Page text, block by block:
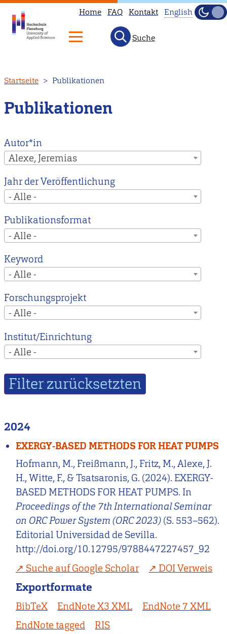
zum
Inhalt
Home FAQ Kontakt
to
our
main
instead.
English
Hell
Suche
Startseite Publikationen
Publikationen
Autor*in
Alexe, Jeremias
Jahr der Veröffentlichung
- Alle -
Publikationsformat
- Alle -
Keyword
- Alle -
Forschungsprojekt
- Alle -
Institut/Einrichtung
- Alle -
2024
EXERGY-BASED METHODS FOR HEAT PUMPS
Hofmann, M., Freißmann, J., Fritz, M., Alexe, J.
H., Witte, F., & Tsatsaronis, G. (2024). EXERGY-
BASED METHODS FOR HEAT PUMPS. In
Proceedings of the 7th International Seminar
on ORC Power System (ORC 2023) (S. 553–562).
Editorial Universidad de Sevilla.
http://doi.org/10.12795/9788447227457_92
Suche auf Google Scholar
DOI Verweis
Exportformate
BibTeX EndNote X3 XML
EndNote 7 XML
EndNote tagged
RIS